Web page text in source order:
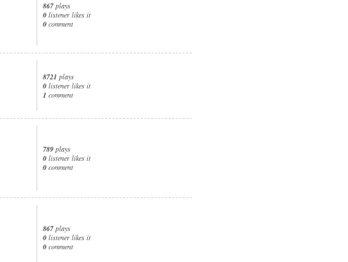
867 plays
0 listener likes it
0 comment
8721 plays
0 listener likes it
1 comment
789 plays
0 listener likes it
0 comment
867 plays
0 listener likes it
0 comment